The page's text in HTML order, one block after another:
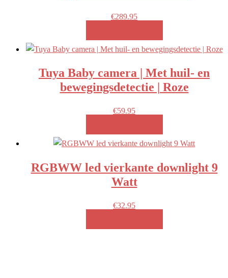
€289.95
Tuya Baby camera | Met huil- en
bewegingsdetectie | Roze
€59.95
RGBWW led vierkante downlight 9
Watt
€32.95